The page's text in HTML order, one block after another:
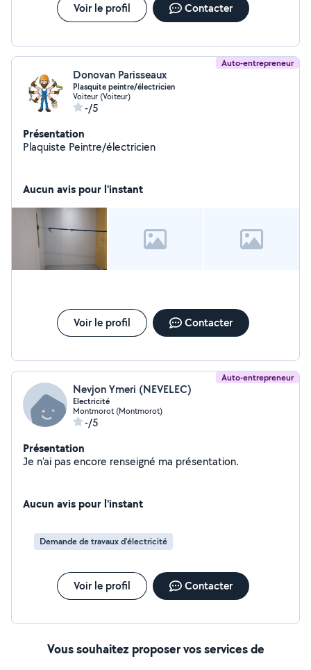
Voir le profil Contacter
Auto-entrepreneur
Donovan Parisseaux
Plasquite peintre/électricien
Voiteur (Voiteur)
-/5
Présentation
Plaquiste Peintre/électricien
Aucun avis pour l'instant
Voir le profil Contacter
Auto-entrepreneur
Nevjon Ymeri (NEVELEC)
Electricité
Montmorot (Montmorot)
-/5
Présentation
Je n'ai pas encore renseigné ma présentation.
Aucun avis pour l'instant
Demande de travaux d’électricité
Voir le profil Contacter
Vous souhaitez proposer vos services de